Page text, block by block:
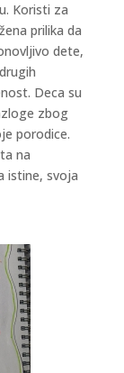
Koristi za
prilika da
dete,
Deca su
zbog
porodice.
na
istine, svoja